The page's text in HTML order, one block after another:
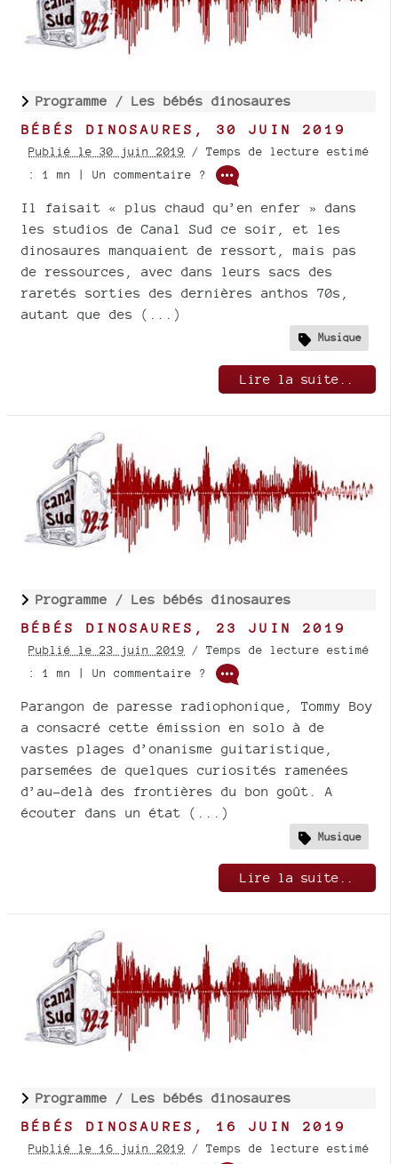
Programme / Les bébés dinosaures
BÉBÉS DINOSAURES, 30 JUIN 2019
Publié le 30 juin 2019 / Temps de lecture estimé
: 1 mn | Un commentaire ?
Il faisait « plus chaud qu’en enfer » dans
les studios de Canal Sud ce soir, et les
dinosaures manquaient de ressort, mais pas
de ressources, avec dans leurs sacs des
raretés sorties des dernières anthos 70s,
autant que des (...)
Musique
Lire la suite..
Programme / Les bébés dinosaures
BÉBÉS DINOSAURES, 23 JUIN 2019
Publié le 23 juin 2019 / Temps de lecture estimé
: 1 mn | Un commentaire ?
Parangon de paresse radiophonique, Tommy Boy
a consacré cette émission en solo à de
vastes plages d’onanisme guitaristique,
parsemées de quelques curiosités ramenées
d’au-delà des frontières du bon goût. A
écouter dans un état (...)
Musique
Lire la suite..
Programme / Les bébés dinosaures
BÉBÉS DINOSAURES, 16 JUIN 2019
Publié le 16 juin 2019 / Temps de lecture estimé